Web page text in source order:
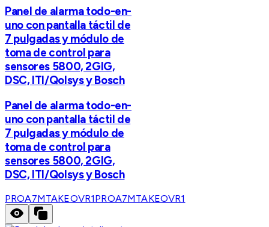
Panel de alarma todo-en-
uno con pantalla táctil de
7 pulgadas y módulo de
toma de control para
sensores 5800, 2GIG,
DSC, ITI/Qolsys y Bosch
Panel de alarma todo-en-
uno con pantalla táctil de
7 pulgadas y módulo de
toma de control para
sensores 5800, 2GIG,
DSC, ITI/Qolsys y Bosch
PROA7MTAKEOVR1PROA7MTAKEOVR1